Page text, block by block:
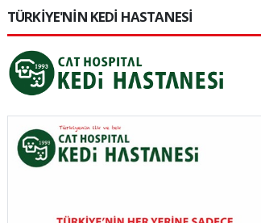
TÜRKİYE'NİN KEDİ HASTANESİ